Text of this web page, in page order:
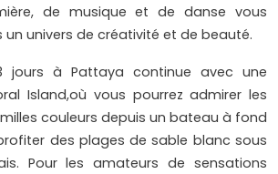
de musique et de danse vous
univers de créativité et de beauté.
jours à Pattaya continue avec une
Island,où vous pourrez admirer les
couleurs depuis un bateau à fond
des plages de sable blanc sous
Pour les amateurs de sensations